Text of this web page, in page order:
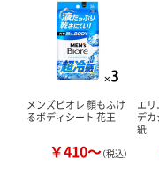
メンズビオレ 顔もふけ
るボディシート 花王
￥410～（税込）
エリ
デ
紙